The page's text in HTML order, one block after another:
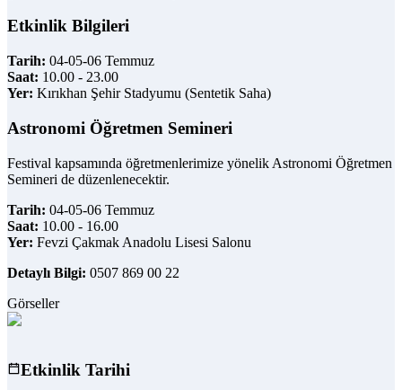
Etkinlik Bilgileri
Tarih: 04-05-06 Temmuz
Saat: 10.00 - 23.00
Yer: Kırıkhan Şehir Stadyumu (Sentetik Saha)
Astronomi Öğretmen Semineri
Festival kapsamında öğretmenlerimize yönelik Astronomi Öğretmen
Semineri de düzenlenecektir.
Tarih: 04-05-06 Temmuz
Saat: 10.00 - 16.00
Yer: Fevzi Çakmak Anadolu Lisesi Salonu
Detaylı Bilgi: 0507 869 00 22
Görseller
Etkinlik Tarihi